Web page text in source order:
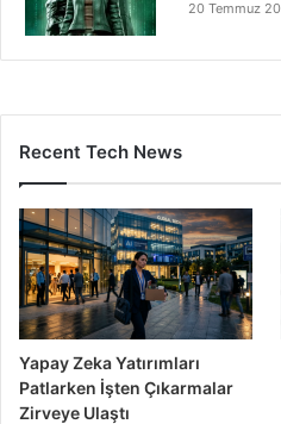
20 Temmuz
Recent Tech News
Yapay Zeka Yatırımları
Patlarken İşten Çıkarmalar
Zirveye Ulaştı